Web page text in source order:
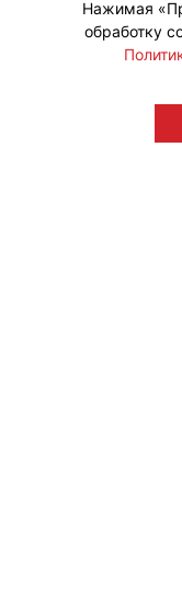
Нажимая
обработку